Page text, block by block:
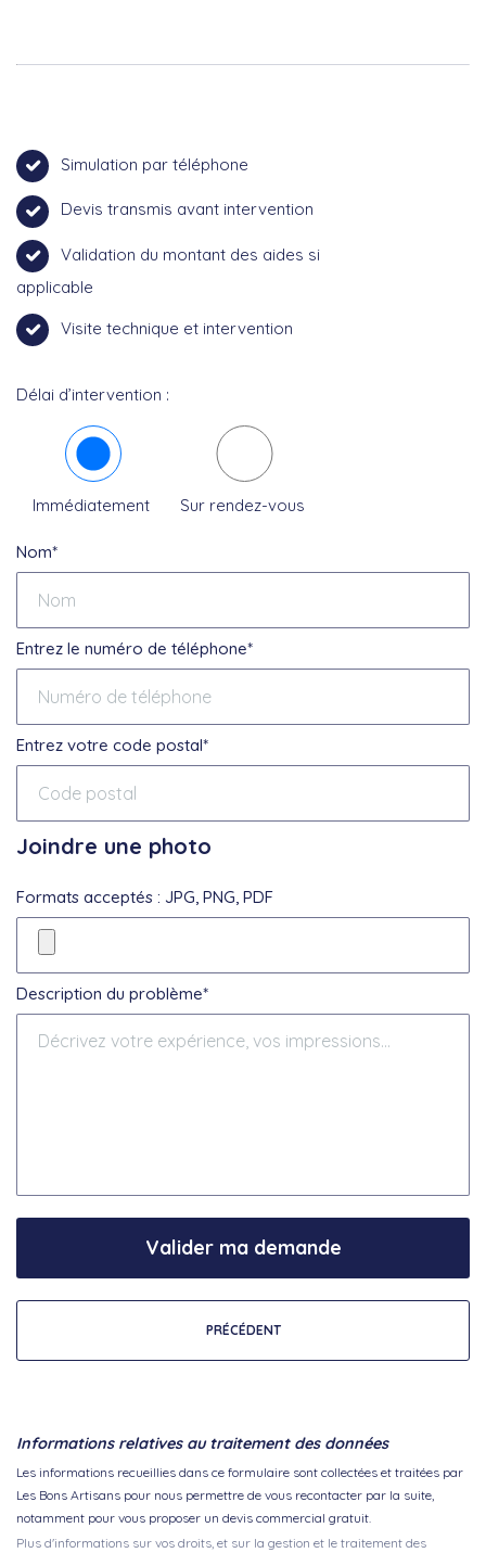
Simulation par téléphone
Devis transmis avant intervention
Validation du montant des aides si
applicable
Visite technique et intervention
Délai d’intervention :
Immédiatement Sur rendez-vous
Nom*
Entrez le numéro de téléphone*
Entrez votre code postal*
Joindre une photo
Formats acceptés : JPG, PNG, PDF
Description du problème*
PRÉCÉDENT
Valider ma demande
Informations relatives au traitement des données
Les informations recueillies dans ce formulaire sont collectées et traitées par
Les Bons Artisans pour nous permettre de vous recontacter par la suite,
notamment pour vous proposer un devis commercial gratuit.
Plus d'informations sur vos droits, et sur la gestion et le traitement des